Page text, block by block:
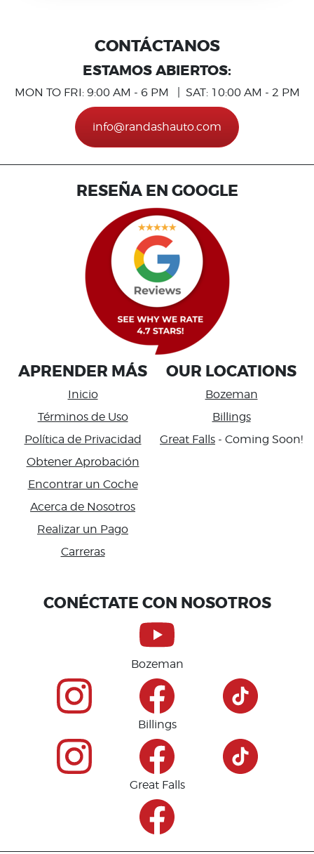
CONTÁCTANOS
ESTAMOS ABIERTOS:
MON TO FRI: 9:00 AM - 6 PM | SAT: 10:00 AM - 2 PM
info@randashauto.com
RESEÑA EN GOOGLE
APRENDER MÁS
Inicio
Términos de Uso
Política de Privacidad
Obtener Aprobación
Encontrar un Coche
Acerca de Nosotros
Realizar un Pago
Carreras
OUR LOCATIONS
Bozeman
Billings
Great Falls - Coming Soon!
CONÉCTATE CON NOSOTROS
Bozeman
Billings
Great Falls